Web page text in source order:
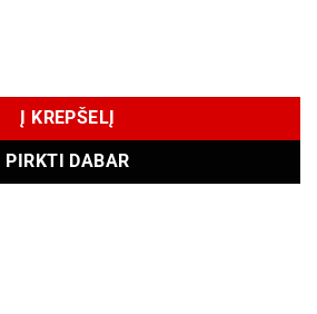
Avenue Glorious Oud Royal Blanc Extrait
Į KREPŠELĮ
PIRKTI DABAR